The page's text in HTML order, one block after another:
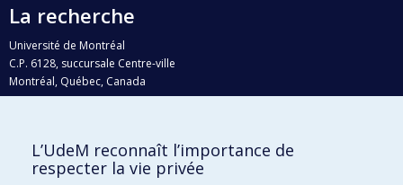
La recherche
Université de Montréal
C.P. 6128, succursale Centre-ville
Montréal, Québec, Canada
H3C 3J7
Qui fait quoi?
L’UdeM reconnaît l’importance de
respecter la vie privée